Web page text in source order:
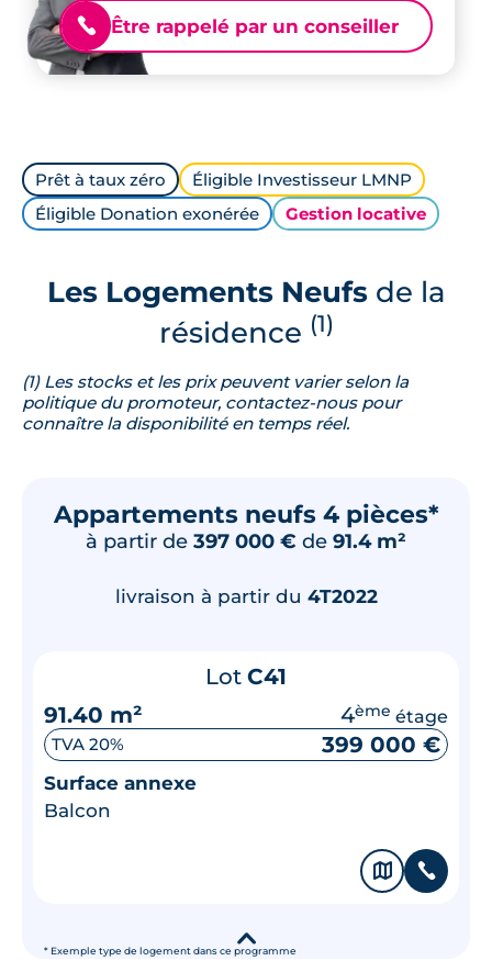
📞 Être rappelé par un conseiller
Prêt à taux zéro
Éligible Investisseur LMNP
Éligible Donation exonérée
Gestion locative
Les Logements Neufsde la
résidence (1)
(1) Les stocks et les prix peuvent varier selon la
politique du promoteur, contactez-nous pour
connaître la disponibilité en temps réel.
Appartements neufs 4 pièces*
à partir de 397 000 € de 91.4 m²
* Exemple type de logement dans ce programme
livraison à partir du 4T2022
Lot C41
91.40 m²
4ème étage
TVA 20% 399 000 €
Surface annexe
Balcon
🗞 📞
▾